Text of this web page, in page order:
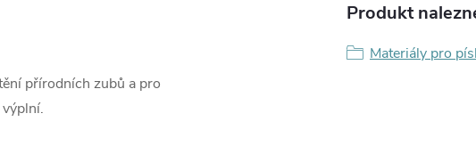
přírodních zubů a pro
Produkt
Materiály pro